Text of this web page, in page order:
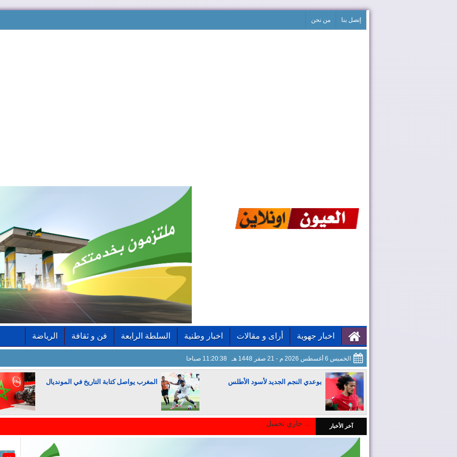
إتصل بنا من نحن
اخبار جهوية أراى و مقالات اخبار وطنية السلطة الرابعة فن و ثقافة الرياضة
الخميس 6 أغسطس 2026 م - 21 صفر 1448 هـ 11:20:39 صباحا
بوعدي النجم الجديد لأسود الأطلس المغرب يواصل كتابة التاريخ في المونديال
المغرب يجذب كبار المستثمرين آخر الأخبار